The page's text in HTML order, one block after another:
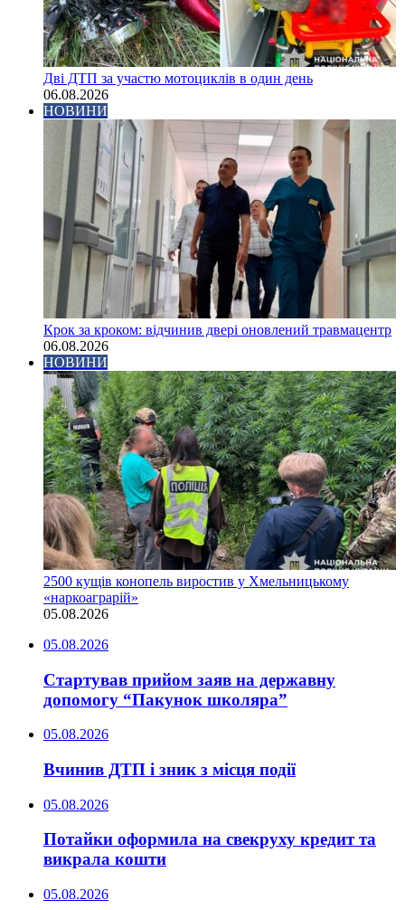
Дві ДТП за участю мотоциклів в один день
06.08.2026
НОВИНИ
Крок за кроком: відчинив двері оновлений травмацентр
06.08.2026
НОВИНИ
2500 кущів конопель виростив у Хмельницькому
«наркоаграрій»
05.08.2026
05.08.2026
Стартував прийом заяв на державну
допомогу “Пакунок школяра”
05.08.2026
Вчинив ДТП і зник з місця події
05.08.2026
Потайки оформила на свекруху кредит та
викрала кошти
05.08.2026